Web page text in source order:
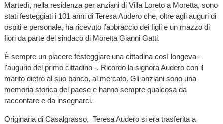
Martedì, nella residenza per anziani di Villa Loreto a Moretta, sono
stati festeggiati i 101 anni di Teresa Audero che, oltre agli auguri di
ospiti e personale, ha ricevuto l’abbraccio dei figli e un mazzo di
fiori da parte del sindaco di Moretta Gianni Gatti.
È sempre un piacere festeggiare una cittadina così longeva –
l'augurio del primo cittadino -. Ricordo la signora Audero con il
marito dietro al suo banco, al mercato. Gli anziani sono una
memoria storica del paese e hanno sempre qualcosa da
raccontare e da insegnarci.
Originaria di Casalgrasso, Teresa Audero si era trasferita a